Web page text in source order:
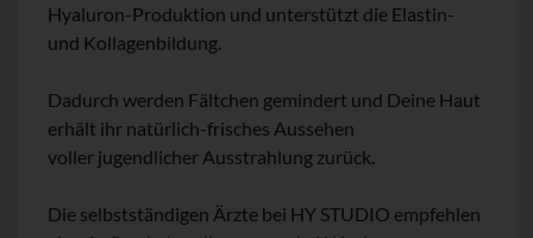
Hyaluron-Produktion und unterstützt die Elastin-
und Kollagenbildung.
Dadurch werden Fältchen gemindert und Deine Haut
erhält ihr natürlich-frisches Aussehen
voller jugendlicher Ausstrahlung zurück.
Die selbstständigen Ärzte bei HY STUDIO empfehlen